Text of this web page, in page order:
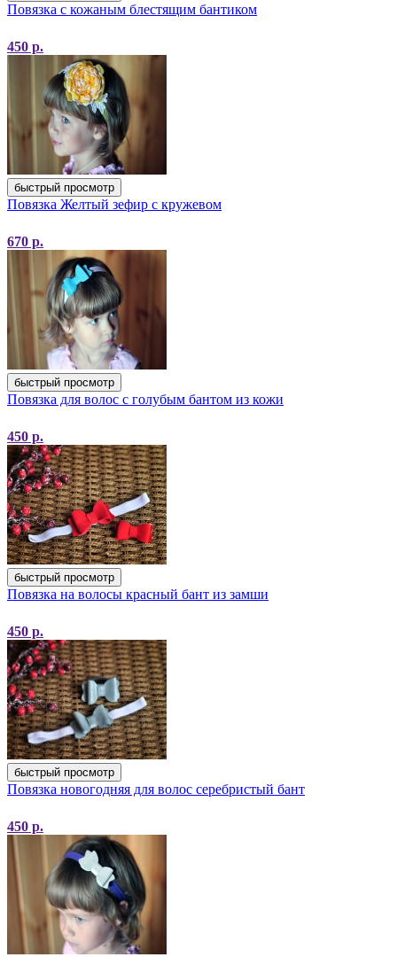
Повязка с кожаным блестящим бантиком
450 р.
быстрый просмотр
Повязка Желтый зефир с кружевом
670 р.
быстрый просмотр
Повязка для волос с голубым бантом из кожи
450 р.
быстрый просмотр
Повязка на волосы красный бант из замши
450 р.
быстрый просмотр
Повязка новогодняя для волос серебристый бант
450 р.